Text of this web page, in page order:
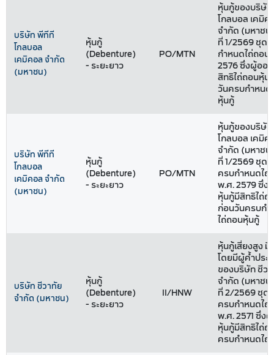
บริษัท พีทีที
โกลบอล
เคมิคอล จำกัด
(มหาชน)
หุ้นกู้
(Debenture)
- ระยะยาว
PO/MTN
หุ้นกู้ของบริษั
โกลบอล เคมิค
จำกัด (มหาชน
ที่ 1/2569 ชุดที่
กำหนดไถ่ถอน
2576 ซึ่งผู้ออ
สิทธิไถ่ถอนหุ้น
วันครบกำหนด
หุ้นกู้
บริษัท พีทีที
โกลบอล
เคมิคอล จำกัด
(มหาชน)
หุ้นกู้
(Debenture)
- ระยะยาว
PO/MTN
หุ้นกู้ของบริษั
โกลบอล เคมิค
จำกัด (มหาชน
ที่ 1/2569 ชุด
ครบกำหนดไถ่
พ.ศ. 2579 ซึ่ง
หุ้นกู้มีสิทธิไถ่ถ
ก่อนวันครบก
ไถ่ถอนหุ้นกู้
บริษัท ชีวาทัย
จำกัด (มหาชน)
หุ้นกู้
(Debenture)
- ระยะยาว
II/HNW
หุ้นกู้เสี่ยงสูง มี
โดยมีผู้ค้ำประ
ของบริษัท ชีว
จำกัด (มหาชน
ที่ 2/2569 ชุด
ครบกำหนดไถ่
พ.ศ. 2571 ซึ่ง
หุ้นกู้มีสิทธิไถ่ถ
ครบกำหนดไถ่